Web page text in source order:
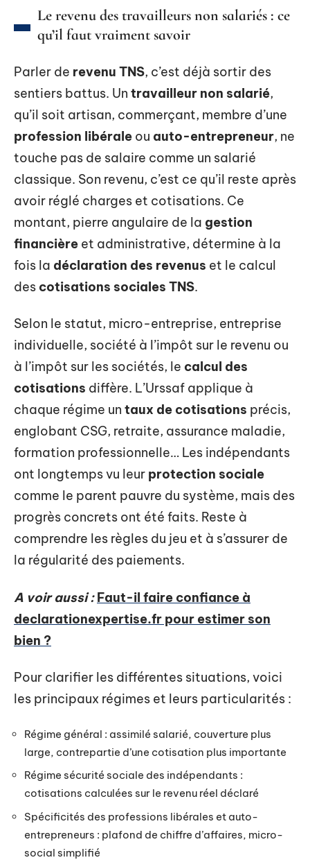
Le revenu des travailleurs non salariés : ce
qu’il faut vraiment savoir
Parler de revenu TNS, c’est déjà sortir des
sentiers battus. Un travailleur non salarié,
qu’il soit artisan, commerçant, membre d’une
profession libérale ou auto-entrepreneur, ne
touche pas de salaire comme un salarié
classique. Son revenu, c’est ce qu’il reste après
avoir réglé charges et cotisations. Ce
montant, pierre angulaire de la gestion
financière et administrative, détermine à la
fois la déclaration des revenus et le calcul
des cotisations sociales TNS.
Selon le statut, micro-entreprise, entreprise
individuelle, société à l’impôt sur le revenu ou
à l’impôt sur les sociétés, le calcul des
cotisations diffère. L’Urssaf applique à
chaque régime un taux de cotisations précis,
englobant CSG, retraite, assurance maladie,
formation professionnelle… Les indépendants
ont longtemps vu leur protection sociale
comme le parent pauvre du système, mais des
progrès concrets ont été faits. Reste à
comprendre les règles du jeu et à s’assurer de
la régularité des paiements.
A voir aussi : Faut-il faire confiance à
declarationexpertise.fr pour estimer son
bien ?
Pour clarifier les différentes situations, voici
les principaux régimes et leurs particularités :
Régime général : assimilé salarié, couverture plus
large, contrepartie d’une cotisation plus importante
Régime sécurité sociale des indépendants :
cotisations calculées sur le revenu réel déclaré
Spécificités des professions libérales et auto-
entrepreneurs : plafond de chiffre d’affaires, micro-
social simplifié